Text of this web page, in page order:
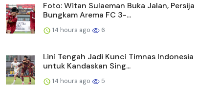
Foto: Witan Sulaeman Buka Jalan, Persija
Bungkam Arema FC 3-...
14 hours ago 6
Lini Tengah Jadi Kunci Timnas Indonesia
untuk Kandaskan Sing...
14 hours ago 5